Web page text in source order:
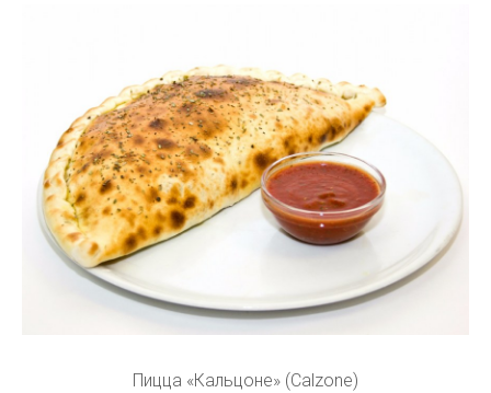
Пицца «Кальцоне» (Calzone)